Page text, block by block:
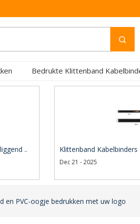
Bedrukte Klittenband
.. Klittenband
Dec 21 - 2025
en PVC-oogje bedrukken met uw logo